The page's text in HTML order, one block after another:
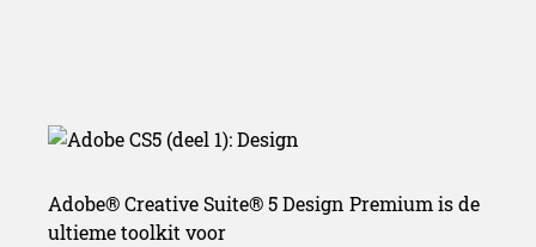
Adobe® Creative Suite® 5 Design Premium is de
ultieme toolkit voor